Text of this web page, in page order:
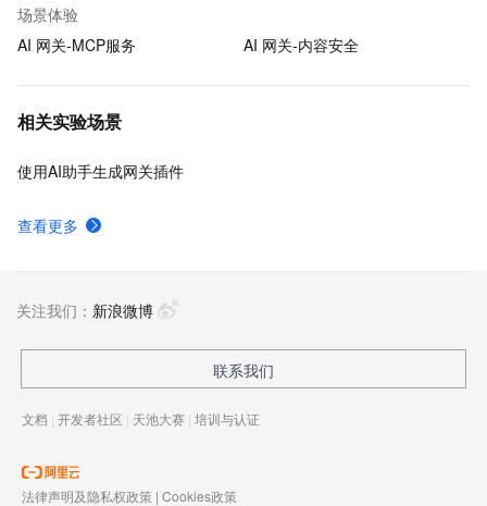
场景体验
AI 网关-MCP服务
AI 网关-内容安全
相关实验场景
使用AI助手生成网关插件
查看更多
关注我们： 新浪微博
联系我们
文档 | 开发者社区 | 天池大赛 | 培训与认证
法律声明及隐私权政策 | Cookies政策